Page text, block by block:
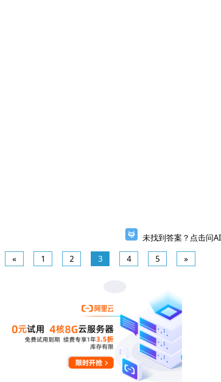
未找到答案？点击问AI
«
1 2 3 4 5 »